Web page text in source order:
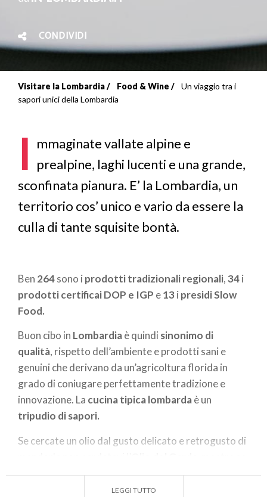
CONDIVIDI
Briciole
pane
Visitare la Lombardia Food & Wine
Un viaggio tra i
sapori unici della Lombardia
I mmaginate vallate alpine e
prealpine, laghi lucenti e una grande,
sconfinata pianura. E’ la Lombardia, un
territorio cos’ unico e vario da essere la
culla di tante squisite bontà.
Ben 264sono i prodotti tradizionali regionali,34i
prodotti certificai DOP e IGP e13 i presidi Slow
Food.
Buon cibo in Lombardiaè quindi sinonimo di
qualità, rispetto dell’ambiente e prodotti sani e
genuini che derivano da un’agricoltura florida in
grado di coniugare perfettamente tradizione e
innovazione. La cucina tipica lombardaè un
tripudio di sapori.
Se cercate un olio dal gusto delicato e retrogusto di
ilrisoè tra i vostri prodotti preferiti non mancate di
nel pavese, dove il riso si
LEGGI TUTTO